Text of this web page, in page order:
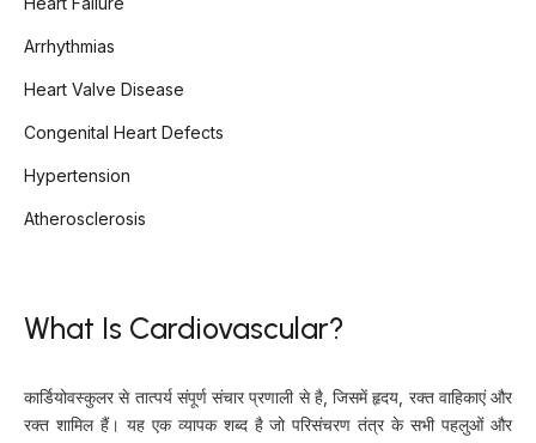
Arrhythmias
Heart Valve Disease
Congenital Heart Defects
Hypertension
Atherosclerosis
What Is Cardiovascular?
कार्डियोवस्कुलर से तात्पर्य संपूर्ण संचार प्रणाली से है, जिसमें हृदय, रक्त वाहिकाएं और
रक्त शामिल हैं। यह एक व्यापक शब्द है जो परिसंचरण तंत्र के सभी पहलुओं और